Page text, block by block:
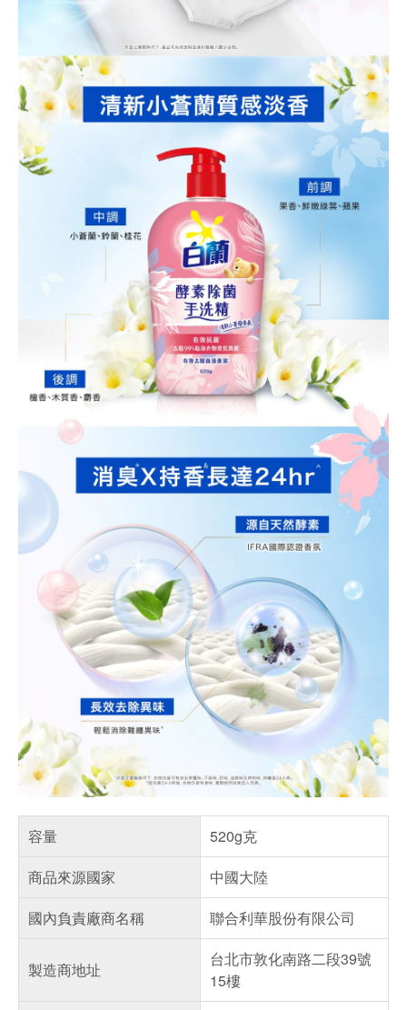
容量
520g克
商品來源國家
中國大陸
國內負責廠商名稱
聯合利華股份有限公司
製造商地址
台北市敦化南路二段39號
15樓